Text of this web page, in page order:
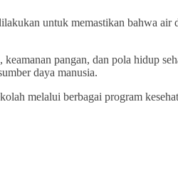
untuk memastikan bahwa air
pangan, dan pola hidup
daya manusia.
melalui berbagai program